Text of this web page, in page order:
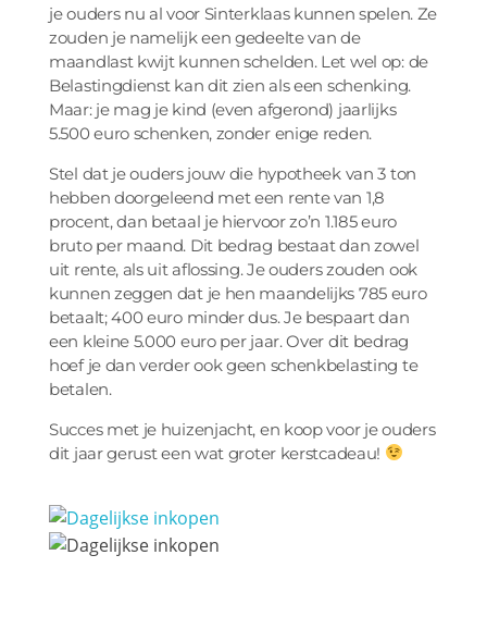
je ouders nu al voor Sinterklaas kunnen spelen. Ze
zouden je namelijk een gedeelte van de
maandlast kwijt kunnen schelden. Let wel op: de
Belastingdienst kan dit zien als een schenking.
Maar: je mag je kind (even afgerond) jaarlijks
5.500 euro schenken, zonder enige reden.
Stel dat je ouders jouw die hypotheek van 3 ton
hebben doorgeleend met een rente van 1,8
procent, dan betaal je hiervoor zo’n 1.185 euro
bruto per maand. Dit bedrag bestaat dan zowel
uit rente, als uit aflossing. Je ouders zouden ook
kunnen zeggen dat je hen maandelijks 785 euro
betaalt; 400 euro minder dus. Je bespaart dan
een kleine 5.000 euro per jaar. Over dit bedrag
hoef je dan verder ook geen schenkbelasting te
betalen.
Succes met je huizenjacht, en koop voor je ouders
dit jaar gerust een wat groter kerstcadeau!